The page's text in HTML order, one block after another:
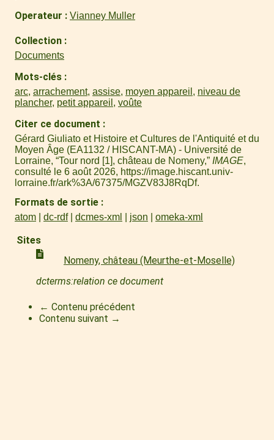
Operateur Vianney Muller
Collection
Documents
Mots-clés
arc, arrachement, assise, moyen appareil , niveau de
plancher, petit appareil , voûte
Citer ce document
Gérard Giuliato et Histoire et Cultures de l'Antiquité et du
Moyen Âge (EA1132 / HISCANT-MA) - Université de
Lorraine, “Tour nord [1], château de Nomeny,” IMAGE,
consulté le 6 août 2026, https://image.hiscant.univ-
lorraine.fr/ark%3A/67375/MGZV83J8RqDf.
Formats de sortie
atom dc-rdf dcmes-xml json omeka-xml
Sites
Nomeny, château (Meurthe-et-Moselle)
dcterms:relation ce document
← Contenu précédent
Contenu suivant →